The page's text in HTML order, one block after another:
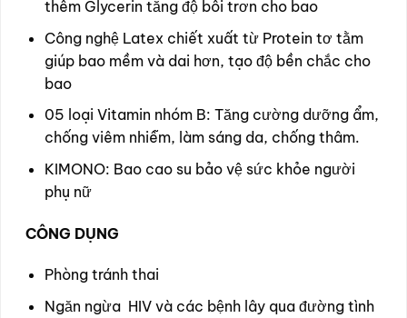
thêm Glycerin tăng độ bôi trơn cho bao
Công nghệ Latex chiết xuất từ Protein tơ tằm
giúp bao mềm và dai hơn, tạo độ bền chắc cho
bao
05 loại Vitamin nhóm B: Tăng cường dưỡng ẩm,
chống viêm nhiễm, làm sáng da, chống thâm.
KIMONO: Bao cao su bảo vệ sức khỏe người
phụ nữ
CÔNG DỤNG
Phòng tránh thai
Ngăn ngừa HIV và các bệnh lây qua đường tình